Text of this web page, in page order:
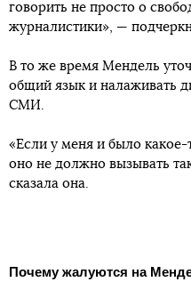
говорить не просто о
журналистики», —
В то же время Мендель
общий язык и налаживать
СМИ.
«Если у меня и было какое-
оно не должно вызывать
сказала она.
Почему жалуются на